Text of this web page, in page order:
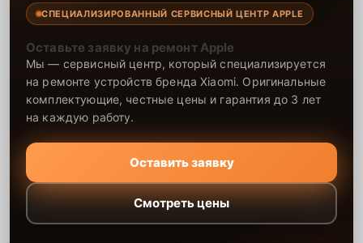
СПЕЦИАЛИЗИРОВАННЫЙ СЕРВИСНЫЙ ЦЕНТР APPLE
Оставьте заявку на ремонт Apple
Мы — сервисный центр, который специализируется
на ремонте устройств бренда Xiaomi. Оригинальные
комплектующие, честные цены и гарантия до 3 лет
на каждую работу.
Оставить заявку
Смотреть цены